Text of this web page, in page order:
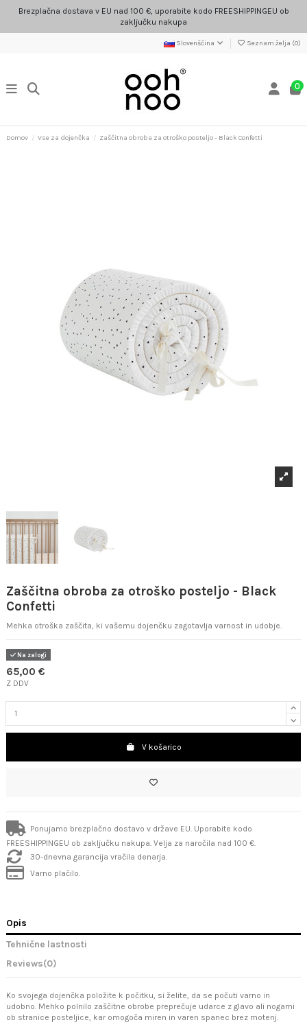
Brezplačna dostava v EU nad 100 €, uporabite kodo FREESHIPPINGEU ob
zaključku nakupa
Slovenščina Seznam želja (0)
0
Domov Vse za dojenčka Zaščitna obroba za otroško posteljo - Black Confetti
Zaščitna obroba za otroško posteljo - Black
Confetti
Mehka otroška zaščita, ki vašemu dojenčku zagotavlja varnost in udobje.
Na zalogi
65,00 €
Z DDV
V košarico
Ponujamo brezplačno dostavo v države EU. Uporabite kodo
FREESHIPPINGEU ob zaključku nakupa. Velja za naročila nad 100 €.
30-dnevna garancija vračila denarja.
Varno plačilo.
Opis
Tehnične lastnosti
Reviews(0)
Ko svojega dojenčka položite k počitku, si želite, da se počuti varno in
udobno. Mehko polnilo zaščitne obrobe preprečuje udarce z glavo ali nogami
ob stranice posteljice, kar omogoča miren in varen spanec brez motenj.